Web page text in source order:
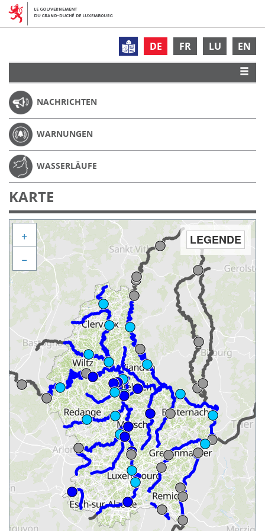
DE FR LU EN
NACHRICHTEN
WARNUNGEN
WASSERLÄUFE
KARTE
LEGENDE
+
−